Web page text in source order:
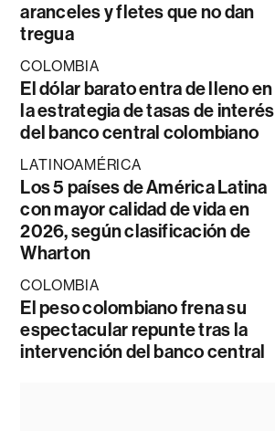
aranceles y fletes que no dan
tregua
COLOMBIA
El dólar barato entra de lleno en
la estrategia de tasas de interés
del banco central colombiano
LATINOAMÉRICA
Los 5 países de América Latina
con mayor calidad de vida en
2026, según clasificación de
Wharton
COLOMBIA
El peso colombiano frena su
espectacular repunte tras la
intervención del banco central